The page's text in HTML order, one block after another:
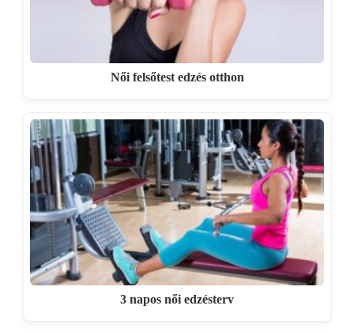
Női felsőtest edzés otthon
3 napos női edzésterv